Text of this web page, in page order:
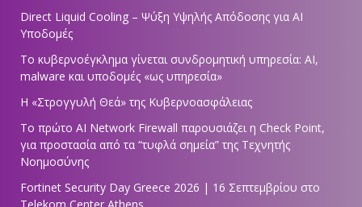
Direct Liquid Cooling – Ψύξη Υψηλής Απόδοσης για AI
Υποδομές
Το κυβερνοέγκλημα γίνεται συνδρομητική υπηρεσία: AI,
malware και υποδομές «ως υπηρεσία»
Η «Στρογγυλή Θεά» της Κυβερνοασφάλειας
Tο πρώτο AI Network Firewall παρουσιάζει η Check Point,
για προστασία από τα “τυφλά σημεία” της Τεχνητής
Νοημοσύνης
Fortinet Security Day Greece 2026 | 16 Σεπτεμβρίου στο